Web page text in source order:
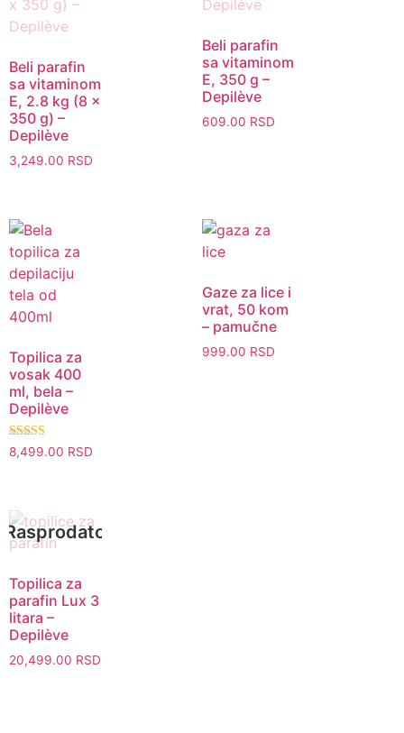
Beli parafin
sa vitaminom
E, 2.8 kg (8 x
350 g) –
Depilève
3,249.00 RSD
Beli parafin
sa vitaminom
E, 350 g –
Depilève
609.00 RSD
Topilica za
vosak 400
ml, bela –
Depilève
Ocenjeno sa
5.00
8,499.00 RSD
Gaze za lice i
vrat, 50 kom
– pamučne
999.00 RSD
Topilica za
parafin Lux 3
litara –
Depilève
20,499.00 RSD